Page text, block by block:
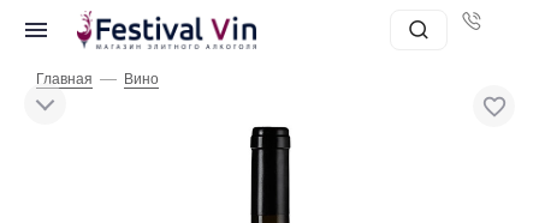
Главная — Вино